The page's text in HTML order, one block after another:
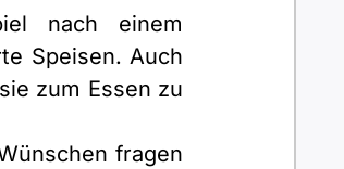
nach einem
Speisen. Auch
zum Essen zu
fragen